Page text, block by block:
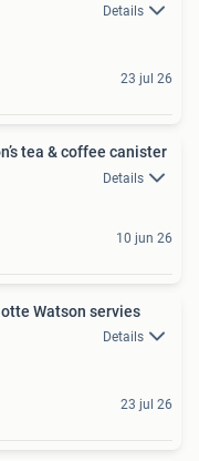
Details
23 jul 26
tea & coffee canister
Details
10 jun 26
Watson servies
Details
23 jul 26